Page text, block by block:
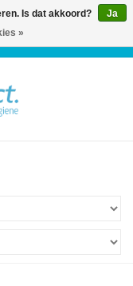
Is dat akkoord?
Ja
»